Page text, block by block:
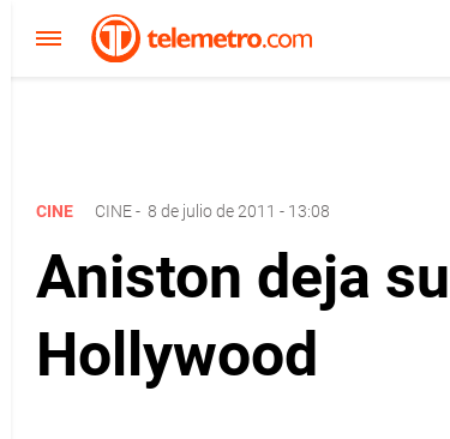
CINE CINE- 8 de julio de 2011 - 13:08
Aniston deja
Hollywood